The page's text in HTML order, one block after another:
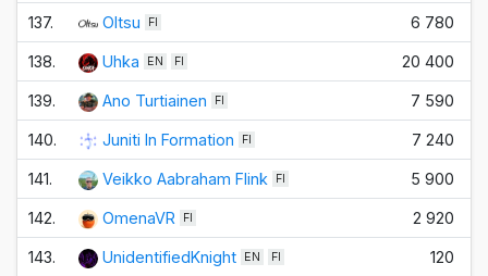
137. Oltsu FI 6 780
138. Uhka EN FI 20 400
139. Ano Turtiainen FI 7 590
140. Juniti In Formation FI 7 240
141. Veikko Aabraham Flink FI 5 900
142. OmenaVR FI 2 920
143. UnidentifiedKnight EN FI 120